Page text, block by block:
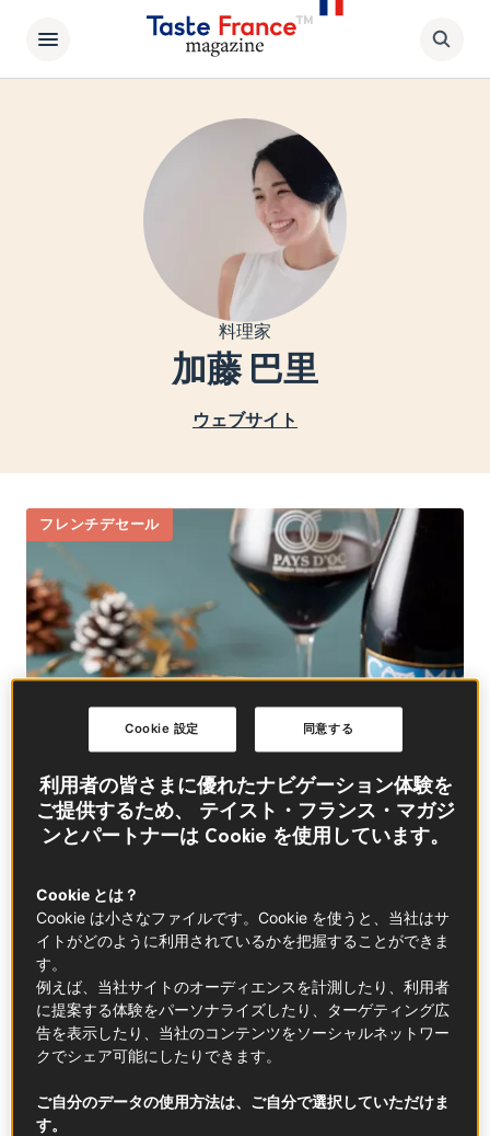
料理家
加藤 巴里
ウェブサイト
フレンチデセール
バスクチーズケーキ
コラボレーション Pays d'Oc IGP Wines
利用者の皆さまに優れたナビゲーション体験を
ご提供するため、 テイスト・フランス・マガジ
ンとパートナーは Cookie を使用しています。
Cookie とは？
Cookie は小さなファイルです。Cookie を使うと、当社はサ
イトがどのように利用されているかを把握することができま
す。
例えば、当社サイトのオーディエンスを計測したり、利用者
に提案する体験をパーソナライズしたり、ターゲティング広
告を表示したり、当社のコンテンツをソーシャルネットワー
クでシェア可能にしたりできます。
ご自分のデータの使用方法は、ご自分で選択していただけま
す。
同意する
Cookie 設定